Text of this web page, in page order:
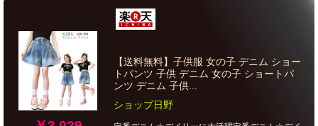
【送料無料】子供服 女の子 デニム ショー
トパンツ 子供 デニム 女の子 ショートパ
ンツ デニム 子供...
ショップ日野